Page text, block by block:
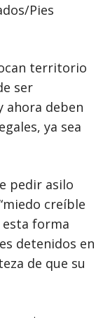
Pies
territorio
ser
ahora deben
ya sea
pedir asilo
creíble
esta forma
detenidos en
de que su